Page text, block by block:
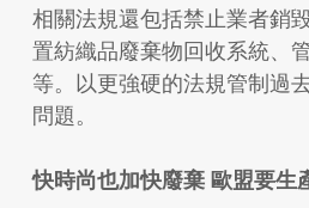
相關法規還包括禁止業者銷
置紡織品廢棄物回收系統、
等。以更強硬的法規管制過
問題。
快時尚也加快廢棄 歐盟要生